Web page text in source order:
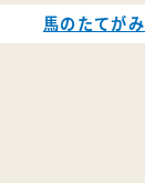
馬のたてがみ